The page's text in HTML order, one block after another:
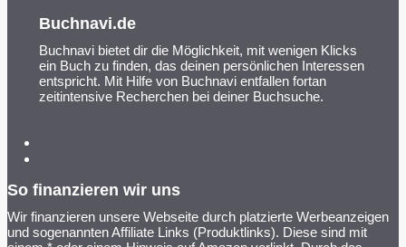
Buchnavi.de
Buchnavi bietet dir die Möglichkeit, mit wenigen Klicks
ein Buch zu finden, das deinen persönlichen Interessen
entspricht. Mit Hilfe von Buchnavi entfallen fortan
zeitintensive Recherchen bei deiner Buchsuche.
So finanzieren wir uns
Wir finanzieren unsere Webseite durch platzierte Werbeanzeigen
und sogenannten Affiliate Links (Produktlinks). Diese sind mit